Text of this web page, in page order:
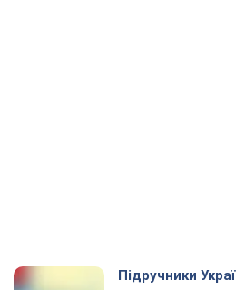
Підручники